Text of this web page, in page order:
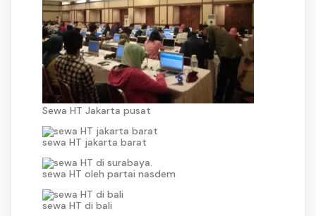
Sewa HT Jakarta pusat
sewa HT jakarta barat
sewa HT oleh partai nasdem
sewa HT di bali